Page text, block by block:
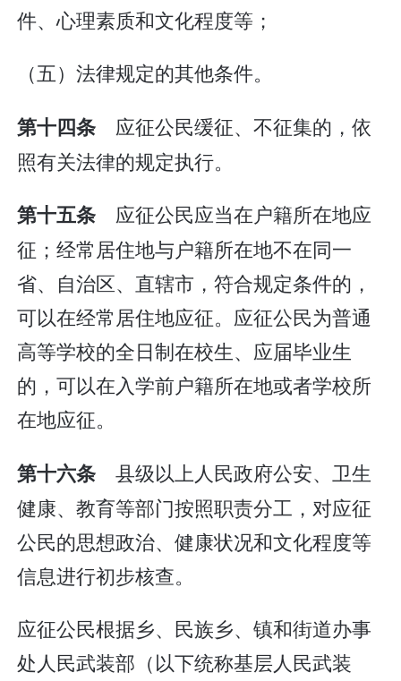
件、心理素质和文化程度等；
（五）法律规定的其他条件。
第十四条 应征公民缓征、不征集的，依
照有关法律的规定执行。
第十五条 应征公民应当在户籍所在地应
征；经常居住地与户籍所在地不在同一
省、自治区、直辖市，符合规定条件的，
可以在经常居住地应征。应征公民为普通
高等学校的全日制在校生、应届毕业生
的，可以在入学前户籍所在地或者学校所
在地应征。
第十六条 县级以上人民政府公安、卫生
健康、教育等部门按照职责分工，对应征
公民的思想政治、健康状况和文化程度等
信息进行初步核查。
应征公民根据乡、民族乡、镇和街道办事
处人民武装部（以下统称基层人民武装